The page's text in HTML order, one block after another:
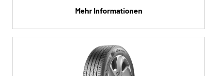
Mehr Informationen